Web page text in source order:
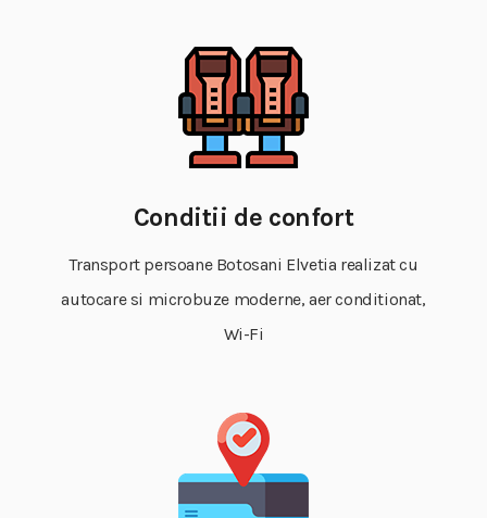
Conditii de confort
Transport persoane Botosani Elvetia realizat cu
autocare si microbuze moderne, aer conditionat,
Wi-Fi